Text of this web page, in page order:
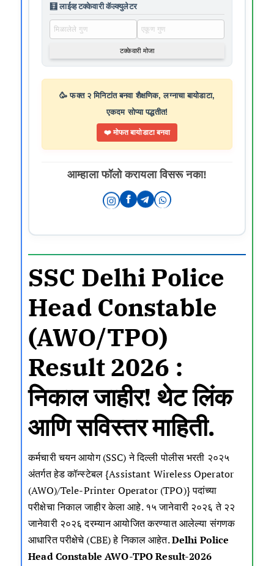
🧮 लाईव्ह टक्केवारी कॅल्क्युलेटर
टक्केवारी मोजा
🥳 फक्त २ मिनिटांत बनवा शैक्षणिक, लग्नाचा बायोडाटा,
एकदम सोप्या पद्धतीत!
❤️ मोफत बायोडाटा बनवा
आम्हाला फॉलो करायला विसरू नका!
SSC Delhi Police
Head Constable
(AWO/TPO)
Result 2026 :
निकाल जाहीर! थेट लिंक
आणि सविस्तर माहिती.
कर्मचारी चयन आयोग (SSC) ने दिल्ली पोलीस भरती २०२५
अंतर्गत हेड कॉन्स्टेबल {Assistant Wireless Operator
(AWO)/Tele-Printer Operator (TPO)} पदांच्या
परीक्षेचा निकाल जाहीर केला आहे. १५ जानेवारी २०२६ ते २२
जानेवारी २०२६ दरम्यान आयोजित करण्यात आलेल्या संगणक
आधारित परीक्षेचे (CBE) हे निकाल आहेत.Delhi Police
Head Constable AWO-TPO Result-2026